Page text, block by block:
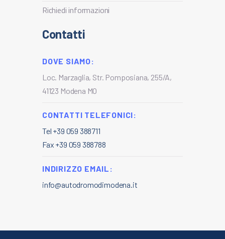
Richiedi informazioni
Contatti
DOVE SIAMO:
Loc. Marzaglia, Str. Pomposiana, 255/A,
41123 Modena MO
CONTATTI TELEFONICI:
Tel +39 059 388711
Fax +39 059 388788
INDIRIZZO EMAIL:
info@autodromodimodena.it